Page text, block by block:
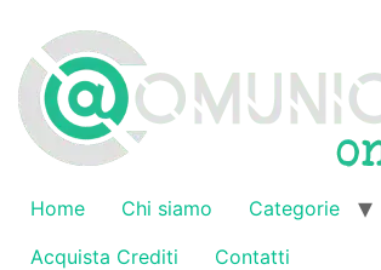
contenuto
Home Chi siamo
Categorie
Acquista Crediti
Contatti